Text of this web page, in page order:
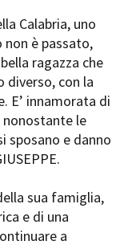
Internationalen
Berlin
de Cannes
Festival - Bio to B
Days
Film Festival
d’Arte
Venezia
Cinema di Roma
Festival
Donatello
Calabria, uno
è passato,
ragazza che
diverso, con la
E’ innamorata di
nonostante le
sposano e danno
sua famiglia,
e di una
a